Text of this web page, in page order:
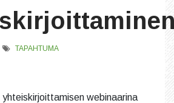
TAPAHTUMA
webinaarina